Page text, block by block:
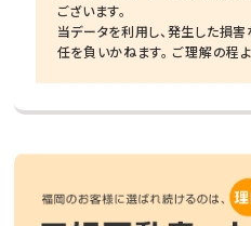
ございます。
当データを利用し、発生した損
任を負いかねます。 ご理解の程よ